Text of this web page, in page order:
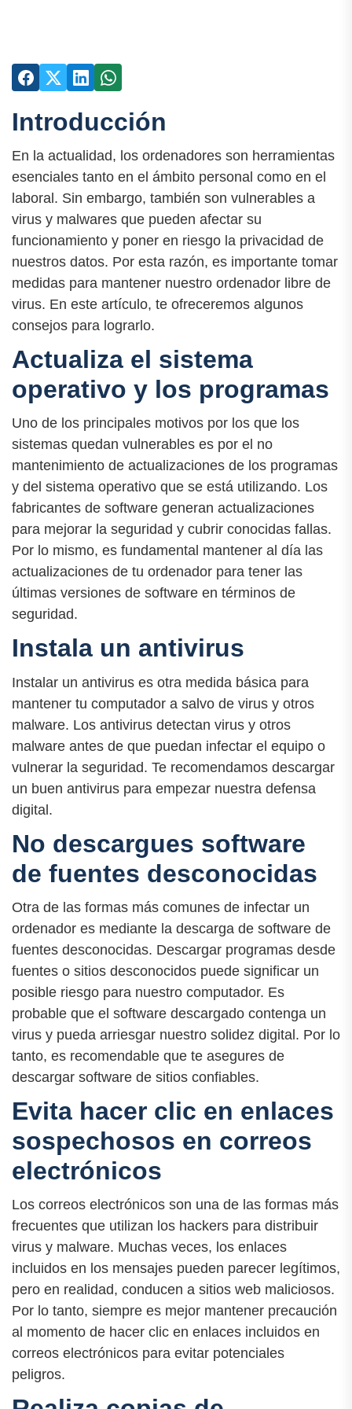
Introducción
En la actualidad, los ordenadores son herramientas
esenciales tanto en el ámbito personal como en el
laboral. Sin embargo, también son vulnerables a
virus y malwares que pueden afectar su
funcionamiento y poner en riesgo la privacidad de
nuestros datos. Por esta razón, es importante tomar
medidas para mantener nuestro ordenador libre de
virus. En este artículo, te ofreceremos algunos
consejos para lograrlo.
Actualiza el sistema
operativo y los programas
Uno de los principales motivos por los que los
sistemas quedan vulnerables es por el no
mantenimiento de actualizaciones de los programas
y del sistema operativo que se está utilizando. Los
fabricantes de software generan actualizaciones
para mejorar la seguridad y cubrir conocidas fallas.
Por lo mismo, es fundamental mantener al día las
actualizaciones de tu ordenador para tener las
últimas versiones de software en términos de
seguridad.
Instala un antivirus
Instalar un antivirus es otra medida básica para
mantener tu computador a salvo de virus y otros
malware. Los antivirus detectan virus y otros
malware antes de que puedan infectar el equipo o
vulnerar la seguridad. Te recomendamos descargar
un buen antivirus para empezar nuestra defensa
digital.
No descargues software
de fuentes desconocidas
Otra de las formas más comunes de infectar un
ordenador es mediante la descarga de software de
fuentes desconocidas. Descargar programas desde
fuentes o sitios desconocidos puede significar un
posible riesgo para nuestro computador. Es
probable que el software descargado contenga un
virus y pueda arriesgar nuestro solidez digital. Por lo
tanto, es recomendable que te asegures de
descargar software de sitios confiables.
Evita hacer clic en enlaces
sospechosos en correos
electrónicos
Los correos electrónicos son una de las formas más
frecuentes que utilizan los hackers para distribuir
virus y malware. Muchas veces, los enlaces
incluidos en los mensajes pueden parecer legítimos,
pero en realidad, conducen a sitios web maliciosos.
Por lo tanto, siempre es mejor mantener precaución
al momento de hacer clic en enlaces incluidos en
correos electrónicos para evitar potenciales
peligros.